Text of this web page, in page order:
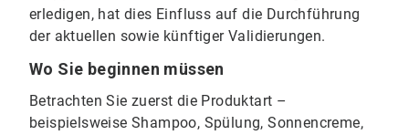
erledigen, hat dies Einfluss auf die Durchführung
der aktuellen sowie künftiger Validierungen.
Wo Sie beginnen müssen
Betrachten Sie zuerst die Produktart –
beispielsweise Shampoo, Spülung, Sonnencreme,